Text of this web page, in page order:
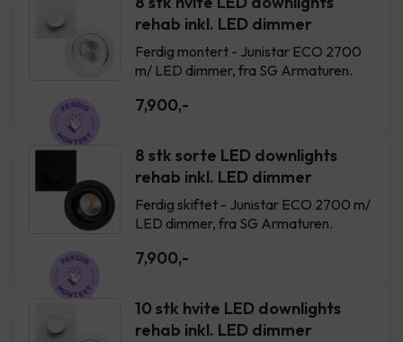
rehab inkl. LED dimmer
Ferdig montert - Junistar ECO 2700
m/ LED dimmer, fra SG Armaturen.
7,900,-
8 stk sorte LED downlights
rehab inkl. LED dimmer
Ferdig skiftet - Junistar ECO 2700 m/
LED dimmer, fra SG Armaturen.
7,900,-
10 stk hvite LED downlights
rehab inkl. LED dimmer